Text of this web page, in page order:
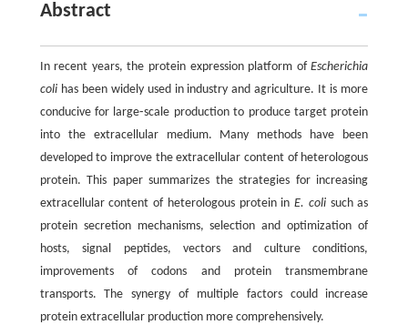
Abstract
In recent years, the protein expression platform ofEscherichia
colihas been widely used in industry and agriculture. It is more
conducive for large⁃scale production to produce target protein
into the extracellular medium. Many methods have been
developed to improve the extracellular content of heterologous
protein. This paper summarizes the strategies for increasing
extracellular content of heterologous protein inE. colisuch as
protein secretion mechanisms, selection and optimization of
hosts, signal peptides, vectors and culture conditions,
improvements of codons and protein transmembrane
transports. The synergy of multiple factors could increase
protein extracellular production more comprehensively.